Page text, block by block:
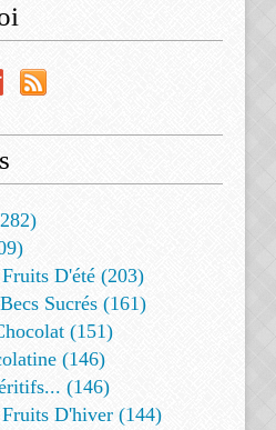
D'été (203)
Sucrés (161)
(151)
(146)
(146)
D'hiver (144)